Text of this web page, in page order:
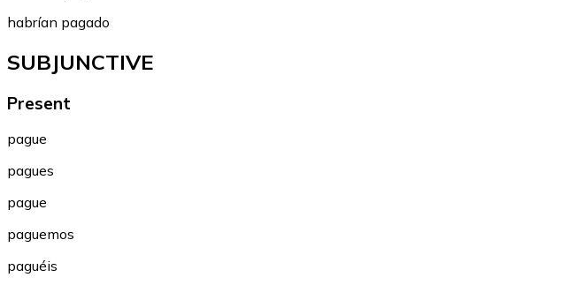
habrían pagado
SUBJUNCTIVE
Present
pague
pagues
pague
paguemos
paguéis